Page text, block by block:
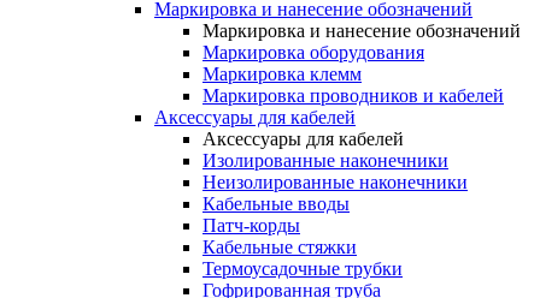
Маркировка и нанесение обозначений
Маркировка и нанесение обозначений
Маркировка оборудования
Маркировка клемм
Маркировка проводников и кабелей
Аксессуары для кабелей
Аксессуары для кабелей
Изолированные наконечники
Неизолированные наконечники
Кабельные вводы
Патч-корды
Кабельные стяжки
Термоусадочные трубки
Гофрированная труба